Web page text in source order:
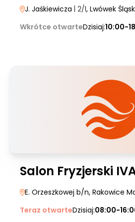
J. Jaśkiewicza | 2/1, Lwówek
Wkrótce otwarteDzisiaj:10:00-
Salon Fryzjerski
E. Orzeszkowej b/n, Rakowice
Teraz otwarteDzisiaj:08:00-